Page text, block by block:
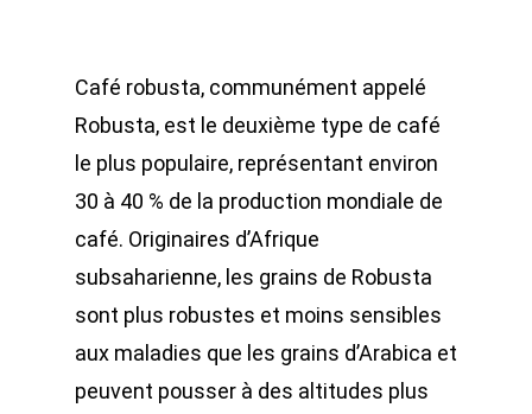
Café robusta, communément appelé
Robusta, est le deuxième type de café
le plus populaire, représentant environ
30 à 40 % de la production mondiale de
café. Originaires d’Afrique
subsaharienne, les grains de Robusta
sont plus robustes et moins sensibles
aux maladies que les grains d’Arabica et
peuvent pousser à des altitudes plus